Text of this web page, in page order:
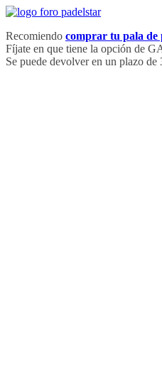
Saltar
contenido
Recomiendo comprar tu pala de
Fíjate en que tiene la opción de
Se puede devolver en un plazo